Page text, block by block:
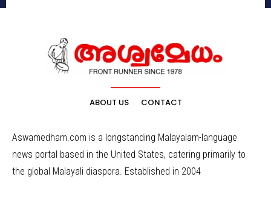
ABOUT US CONTACT
Aswamedham.com is a longstanding Malayalam-language
news portal based in the United States, catering primarily to
the global Malayali diaspora. Established in 2004